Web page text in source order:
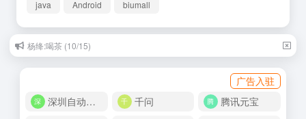
java Android biumall
杨绛:喝茶 (10/15)
广告入驻
深圳自动化商城
千问 腾讯元宝